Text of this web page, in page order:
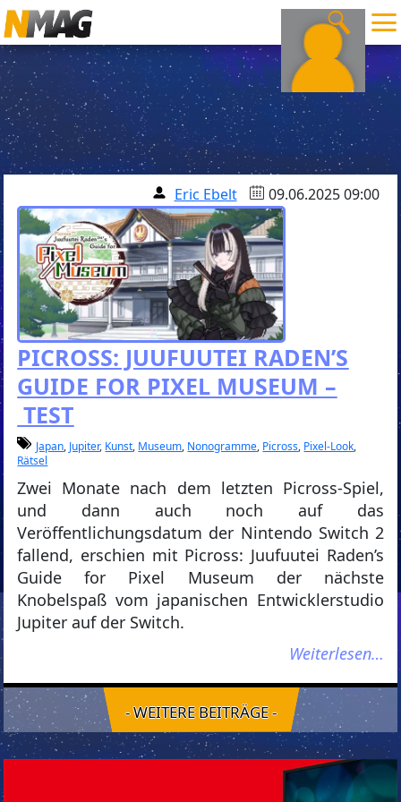
Eric Ebelt 09.06.2025 09:00
PICROSS: JUUFUUTEI RADEN’S
GUIDE FOR PIXEL MUSEUM –
TEST
Japan, Jupiter, Kunst, Museum, Nonogramme, Picross, Pixel-Look,
Rätsel
Zwei Monate nach dem letzten Picross-Spiel,
und dann auch noch auf das
Veröffentlichungsdatum der Nintendo Switch 2
fallend, erschien mit Picross: Juufuutei Raden’s
Guide for Pixel Museum der nächste
Knobelspaß vom japanischen Entwicklerstudio
Jupiter auf der Switch.
Weiterlesen…
- WEITERE BEITRÄGE -